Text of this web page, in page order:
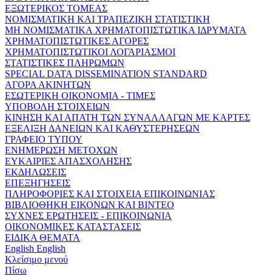
ΕΞΩΤΕΡΙΚΟΣ ΤΟΜΕΑΣ
ΝΟΜΙΣΜΑΤΙΚΗ ΚΑΙ ΤΡΑΠΕΖΙΚΗ ΣΤΑΤΙΣΤΙΚΗ
ΜΗ ΝΟΜΙΣΜΑΤΙΚΑ ΧΡΗΜΑΤΟΠΙΣΤΩΤΙΚΑ ΙΔΡΥΜΑΤΑ
ΧΡΗΜΑΤΟΠΙΣΤΩΤΙΚΕΣ ΑΓΟΡΕΣ
ΧΡΗΜΑΤΟΠΙΣΤΩΤΙΚΟΙ ΛΟΓΑΡΙΑΣΜΟΙ
ΣΤΑΤΙΣΤΙΚΕΣ ΠΛΗΡΩΜΩΝ
SPECIAL DATA DISSEMINATION STANDARD
ΑΓΟΡΑ ΑΚΙΝΗΤΩΝ
ΕΣΩΤΕΡΙΚΗ ΟΙΚΟΝΟΜΙΑ - ΤΙΜΕΣ
ΥΠΟΒΟΛΗ ΣΤΟΙΧΕΙΩΝ
ΚΙΝΗΣΗ ΚΑΙ ΑΠΑΤΗ ΤΩΝ ΣΥΝΑΛΛΑΓΩΝ ΜΕ ΚΑΡΤΕΣ
ΕΞΕΛΙΞΗ ΔΑΝΕΙΩΝ ΚΑΙ ΚΑΘΥΣΤΕΡΗΣΕΩΝ
ΓΡΑΦΕΙΟ ΤΥΠΟΥ
ΕΝΗΜΕΡΩΣΗ ΜΕΤΟΧΩΝ
ΕΥΚΑΙΡΙΕΣ ΑΠΑΣΧΟΛΗΣΗΣ
ΕΚΔΗΛΩΣΕΙΣ
ΕΠΕΞΗΓΗΣΕΙΣ
ΠΛΗΡΟΦΟΡΙΕΣ ΚΑΙ ΣΤΟΙΧΕΙΑ ΕΠΙΚΟΙΝΩΝΙΑΣ
ΒΙΒΛΙΟΘΗΚΗ ΕΙΚΟΝΩΝ ΚΑΙ ΒΙΝΤΕΟ
ΣΥΧΝΕΣ ΕΡΩΤΗΣΕΙΣ - ΕΠΙΚΟΙΝΩΝΙΑ
ΟΙΚΟΝΟΜΙΚΕΣ ΚΑΤΑΣΤΑΣΕΙΣ
ΕΙΔΙΚΑ ΘΕΜΑΤΑ
English English
Κλείσιμο μενού
Πίσω